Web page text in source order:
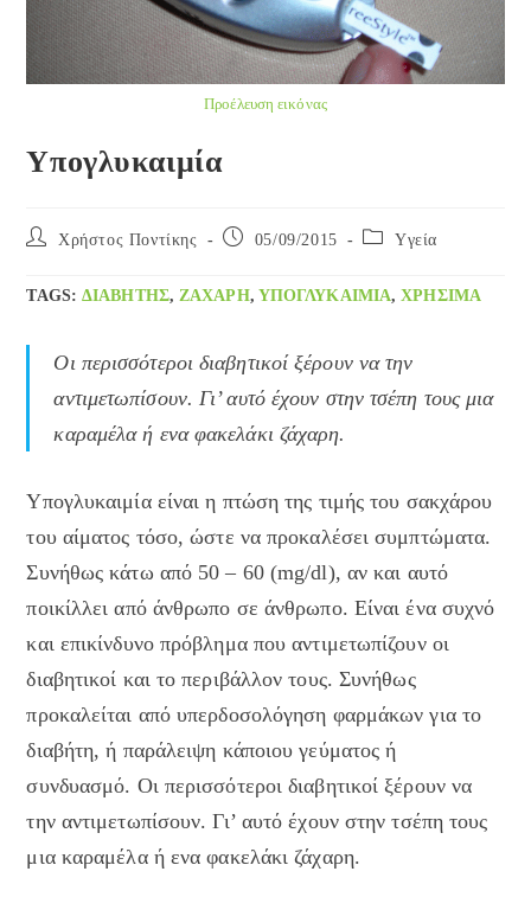
Προέλευση εικόνας
Υπογλυκαιμία
Post Χρήστος Ποντίκης
Post 05/09/2015
Post Yγεία
TAGS:ΔΙΑΒΉΤΗΣ, ΖΆΧΑΡΗ, ΥΠΟΓΛΥΚΑΙΜΊΑ, ΧΡΉΣΙΜΑ
Οι περισσότεροι διαβητικοί ξέρουν να την
αντιμετωπίσουν. Γι’ αυτό έχουν στην τσέπη τους μια
καραμέλα ή ενα φακελάκι ζάχαρη.
Υπογλυκαιμία είναι η πτώση της τιμής του σακχάρου
του αίματος τόσο, ώστε να προκαλέσει συμπτώματα.
Συνήθως κάτω από 50 – 60 (mg/dl), αν και αυτό
ποικίλλει από άνθρωπο σε άνθρωπο. Είναι ένα συχνό
και επικίνδυνο πρόβλημα που αντιμετωπίζουν οι
διαβητικοί και το περιβάλλον τους. Συνήθως
προκαλείται από υπερδοσολόγηση φαρμάκων για το
διαβήτη, ή παράλειψη κάποιου γεύματος ή
συνδυασμό. Οι περισσότεροι διαβητικοί ξέρουν να
την αντιμετωπίσουν. Γι’ αυτό έχουν στην τσέπη τους
μια καραμέλα ή ενα φακελάκι ζάχαρη.